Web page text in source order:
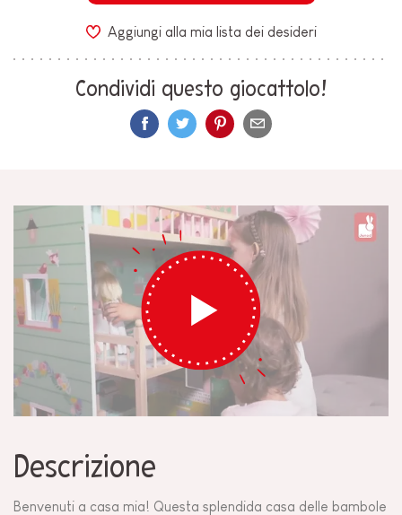
Aggiungi alla mia lista dei desideri
Condividi questo giocattolo!
Descrizione
Benvenuti a casa mia! Questa splendida casa delle bambole